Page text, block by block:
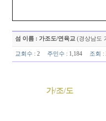
섬 이름 : 가조도/연육교 (경상남도
교회수 : 2 주민수 : 1,184 조회 :
가/조/도